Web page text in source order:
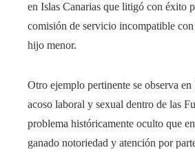
en Islas Canarias que litigó con éxito
comisión de servicio incompatible
hijo menor.
Otro ejemplo pertinente se observa
acoso laboral y sexual dentro de las
problema históricamente oculto que
ganado notoriedad y atención por